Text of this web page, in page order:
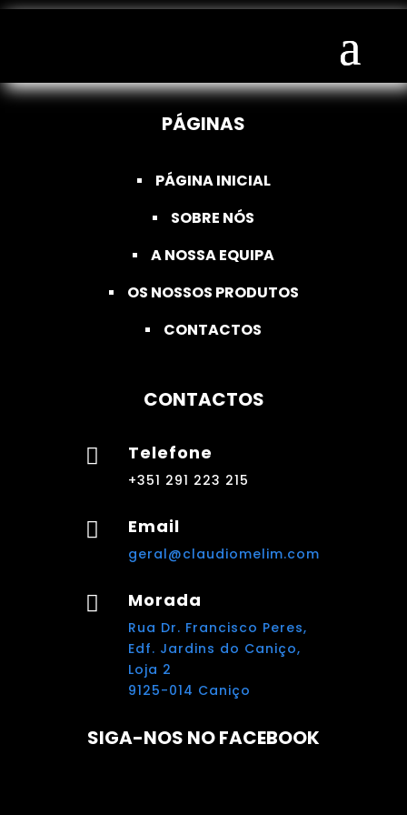
PÁGINAS
PÁGINA INICIAL
SOBRE NÓS
A NOSSA EQUIPA
OS NOSSOS PRODUTOS
CONTACTOS
CONTACTOS
 Telefone
+351 291 223 215
 Email
geral@claudiomelim.com
 Morada
Rua Dr. Francisco Peres,
Edf. Jardins do Caniço,
Loja 2
9125-014 Caniço
SIGA-NOS NO FACEBOOK